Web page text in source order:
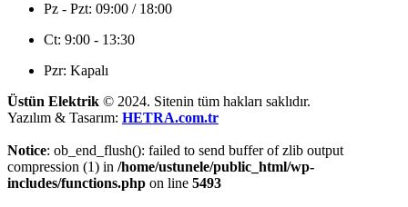
Pz - Pzt: 09:00 / 18:00
Ct: 9:00 - 13:30
Pzr: Kapalı
Üstün Elektrik © 2024. Sitenin tüm hakları saklıdır.
Yazılım & Tasarım: HETRA.com.tr
Notice: ob_end_flush(): failed to send buffer of zlib output
compression (1) in /home/ustunele/public_html/wp-
includes/functions.php on line 5493